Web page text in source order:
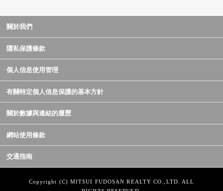
關於我們
隱私保護條款
個人信息使用管理
有關特定個人信息保護的基本方針
關於數據與連結的履歷
網站使用條款
交通指南
Copyright (C) MITSUI FUDOSAN REALTY CO.,LTD. ALL